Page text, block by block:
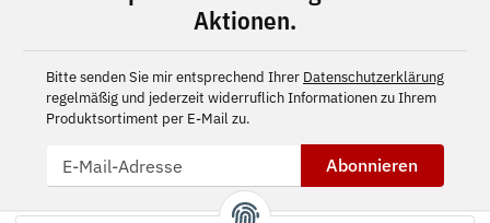
Aktionen.
Bitte senden Sie mir entsprechend Ihrer Datenschutzerklärung
regelmäßig und jederzeit widerruflich Informationen zu Ihrem
Produktsortiment per E-Mail zu.
Abonnieren